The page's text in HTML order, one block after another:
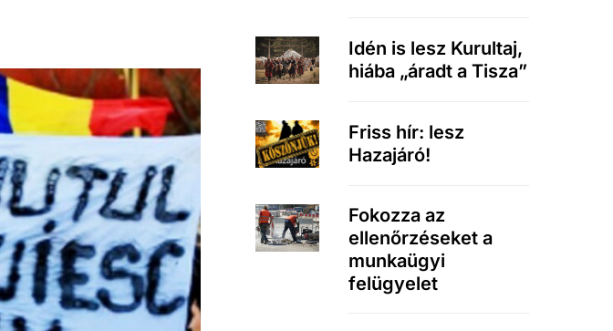
Idén is lesz Kurultaj,
hiába „áradt a Tisza”
Friss hír: lesz
Hazajáró!
Fokozza az
ellenőrzéseket a
munkaügyi
felügyelet